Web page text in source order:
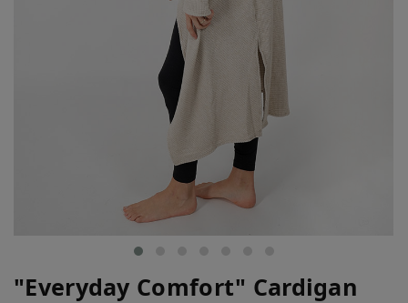
"Everyday Comfort" Cardigan